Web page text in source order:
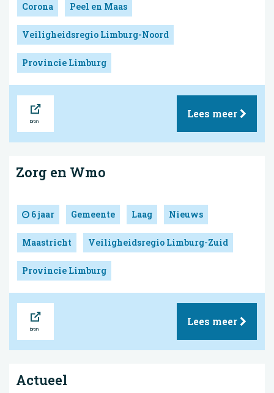
Corona Peel en Maas
Veiligheidsregio Limburg-Noord
Provincie Limburg
Lees meer
Zorg en Wmo
6 jaar Gemeente Laag Nieuws
Maastricht Veiligheidsregio Limburg-Zuid
Provincie Limburg
Lees meer
Actueel